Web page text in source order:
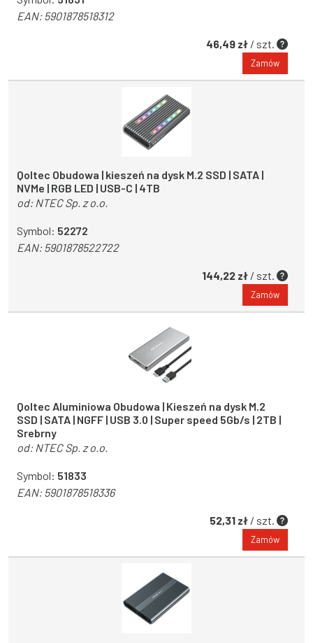
EAN:5901878518312
46,49 zł / szt.
Zamów
Qoltec Obudowa | kieszeń na dysk M.2 SSD | SATA |
NVMe | RGB LED | USB-C | 4TB
od: NTEC Sp. z o.o.
Symbol: 52272
EAN:5901878522722
144,22 zł / szt.
Zamów
Qoltec Aluminiowa Obudowa | Kieszeń na dysk M.2
SSD | SATA | NGFF | USB 3.0 | Super speed 5Gb/s | 2TB |
Srebrny
od: NTEC Sp. z o.o.
Symbol: 51833
EAN:5901878518336
52,31 zł / szt.
Zamów